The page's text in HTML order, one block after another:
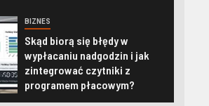
BIZNES
Skąd biorą się błędy w
wypłacaniu nadgodzin i jak
zintegrować czytniki z
programem płacowym?